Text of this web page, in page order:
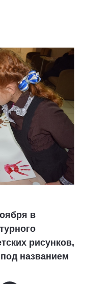
в
рисунков,
названием